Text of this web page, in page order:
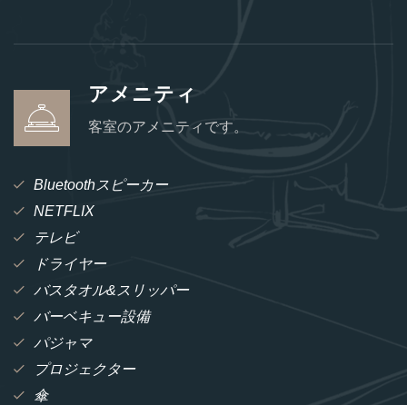
アメニティ
客室のアメニティです。
Bluetoothスピーカー
NETFLIX
テレビ
ドライヤー
バスタオル&スリッパー
バーベキュー設備
パジャマ
プロジェクター
傘